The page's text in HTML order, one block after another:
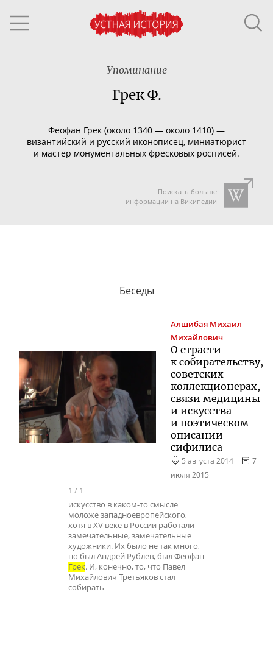
Упоминание
Грек Ф.
Феофан Грек (около 1340 — около 1410) —
византийский и русский иконописец, миниатюрист
и мастер монументальных фресковых росписей.
Поискать больше
информации на Википедии
Беседы
Алшибая Михаил
Михайлович
О страсти
к собирательству,
советских
коллекционерах,
связи медицины
и искусства
и поэтическом
описании
сифилиса
5 августа 2014
7
июля 2015
1 / 1
искусство в каком-то смысле
моложе западноевропейского,
хотя в XV веке в России работали
замечательные, замечательные
художники. Их было не так много,
но был Андрей Рублев, был Феофан
Грек. И, конечно, то, что Павел
Михайлович Третьяков стал
собирать